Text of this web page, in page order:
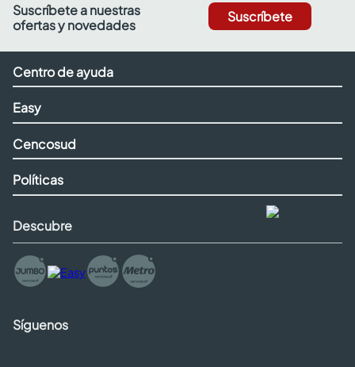
Suscríbete a nuestras
ofertas y novedades
Suscríbete
Centro de ayuda
Easy
Cencosud
Políticas
Descubre
Síguenos